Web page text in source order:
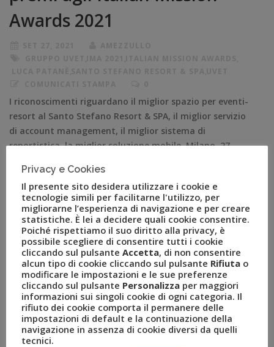
Awards 2021
I riconoscimenti riguardano il miglior spazio per eventi-
resort al Santo Stefano Resort & SPA, il miglior servizio
di account management, il miglior sistema di
reportistica, la miglior soluzione mobile Milano, 27
turismo, leader nella fornitura di servizi e soluzioni
innovative per viaggi leisure, mobility management […]
RECENT POSTS
Privacy e Cookies
Il presente sito desidera utilizzare i cookie e
tecnologie simili per facilitarne l'utilizzo, per
migliorarne l’esperienza di navigazione e per creare
statistiche. È lei a decidere quali cookie consentire.
Poiché rispettiamo il suo diritto alla privacy, è
possibile scegliere di consentire tutti i cookie
cliccando sul pulsante Accetta, di non consentire
alcun tipo di cookie cliccando sul pulsante Rifiuta o
modificare le impostazioni e le sue preferenze
cliccando sul pulsante Personalizza per maggiori
informazioni sui singoli cookie di ogni categoria. Il
rifiuto dei cookie comporta il permanere delle
impostazioni di default e la continuazione della
navigazione in assenza di cookie diversi da quelli
tecnici.